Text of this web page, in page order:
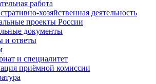
работа
хозяйственная деятельность
проекты России
документы
и ответы
и специалитет
приёмной комиссии